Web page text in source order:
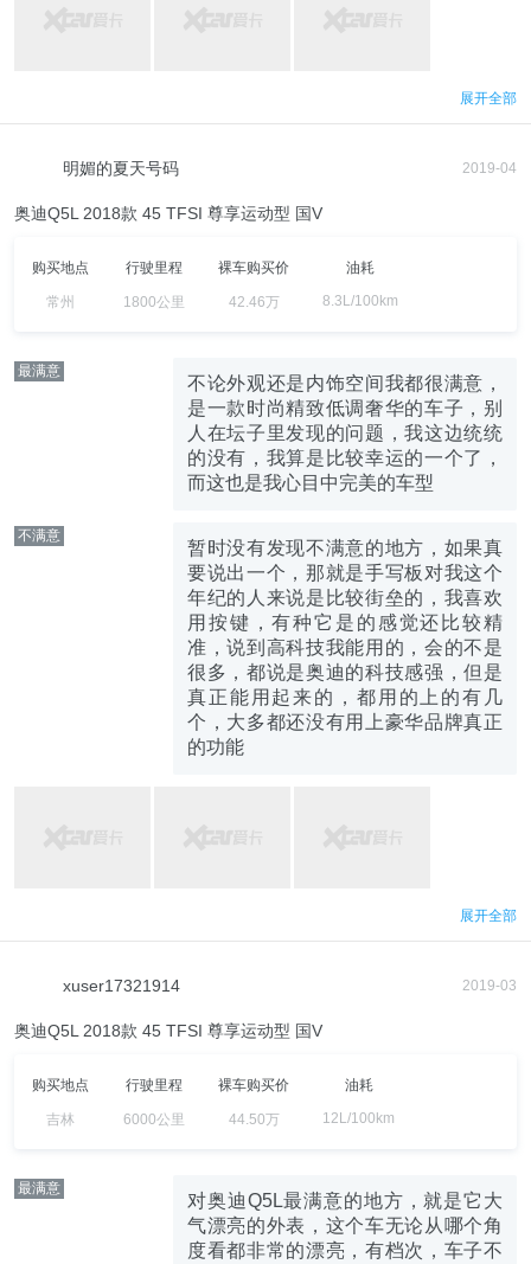
展开全部
明媚的夏天号码 2019-04
奥迪Q5L 2018款 45 TFSI 尊享运动型 国V
购买地点
常州
行驶里程
1800公里
裸车购买价
42.46万
油耗
8.3L/100km
最满意
不论外观还是内饰空间我都很满意，
是一款时尚精致低调奢华的车子，别
人在坛子里发现的问题，我这边统统
的没有，我算是比较幸运的一个了，
而这也是我心目中完美的车型
不满意
暂时没有发现不满意的地方，如果真
要说出一个，那就是手写板对我这个
年纪的人来说是比较街垒的，我喜欢
用按键，有种它是的感觉还比较精
准，说到高科技我能用的，会的不是
很多，都说是奥迪的科技感强，但是
真正能用起来的，都用的上的有几
个，大多都还没有用上豪华品牌真正
的功能
展开全部
xuser17321914 2019-03
奥迪Q5L 2018款 45 TFSI 尊享运动型 国V
购买地点
吉林
行驶里程
6000公里
裸车购买价
44.50万
油耗
12L/100km
最满意
对奥迪Q5L最满意的地方，就是它大
气漂亮的外表，这个车无论从哪个角
度看都非常的漂亮，有档次，车子不